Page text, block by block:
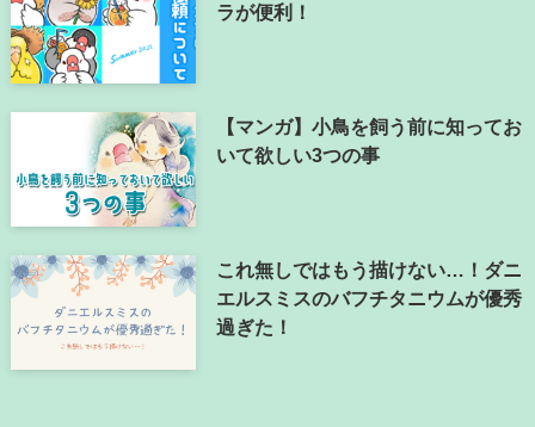
ラが便利！
【マンガ】小鳥を飼う前に知ってお
いて欲しい3つの事
これ無しではもう描けない…！ダニ
エルスミスのバフチタニウムが優秀
過ぎた！